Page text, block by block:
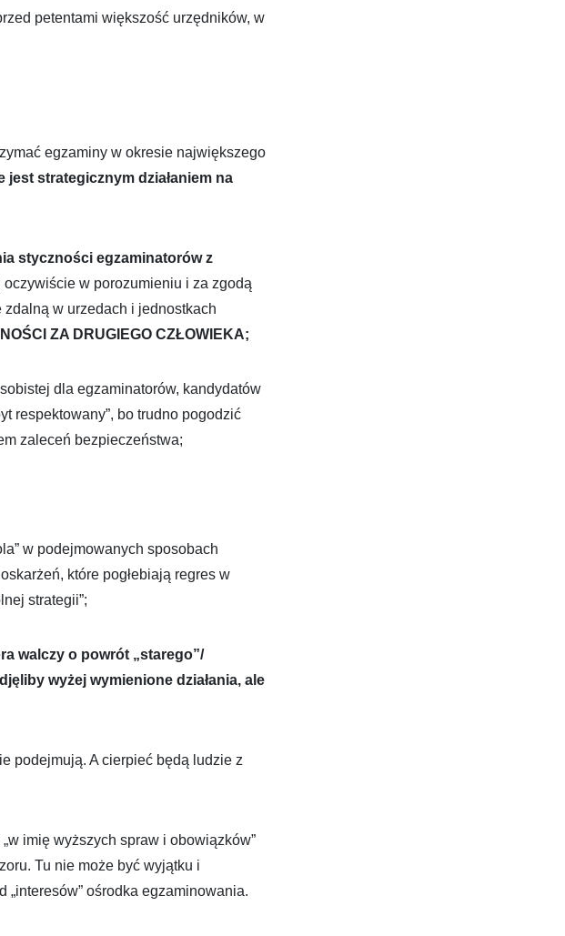
petentami większość urzędników, w
egzaminy w okresie największego
strategicznym działaniem na
styczności egzaminatorów z
oczywiście w porozumieniu i za zgodą
w urzedach i jednostkach
ZA DRUGIEGO CZŁOWIEKA;
dla egzaminatorów, kandydatów
respektowany”, bo trudno pogodzić
zaleceń bezpieczeństwa;
w podejmowanych sposobach
które pogłebiają regres w
strategii”;
walczy o powrót „starego”/
wyżej wymienione działania, ale
podejmują. A cierpieć będą ludzie z
imię wyższych spraw i obowiązków”
Tu nie może być wyjątku i
ośrodka egzaminowania.